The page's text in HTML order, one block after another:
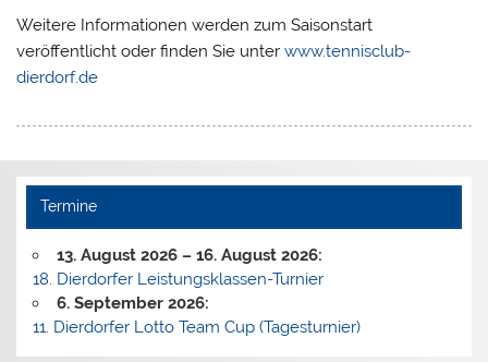
Weitere Informationen werden zum Saisonstart
veröffentlicht oder finden Sie unterwww.tennisclub-
dierdorf.de
Termine
13. August 2026 – 16. August 2026:
18. Dierdorfer Leistungsklassen-Turnier
6. September 2026:
11. Dierdorfer Lotto Team Cup (Tagesturnier)